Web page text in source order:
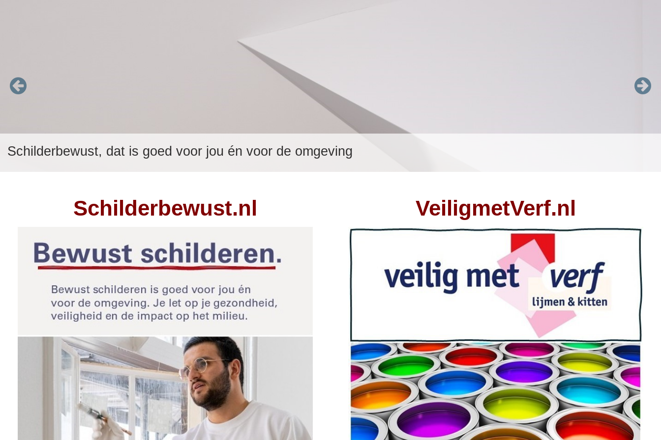
Schilderbewust, dat is goed voor jou én voor de omgeving
Schilderbewust.nl VeiligmetVerf.nl